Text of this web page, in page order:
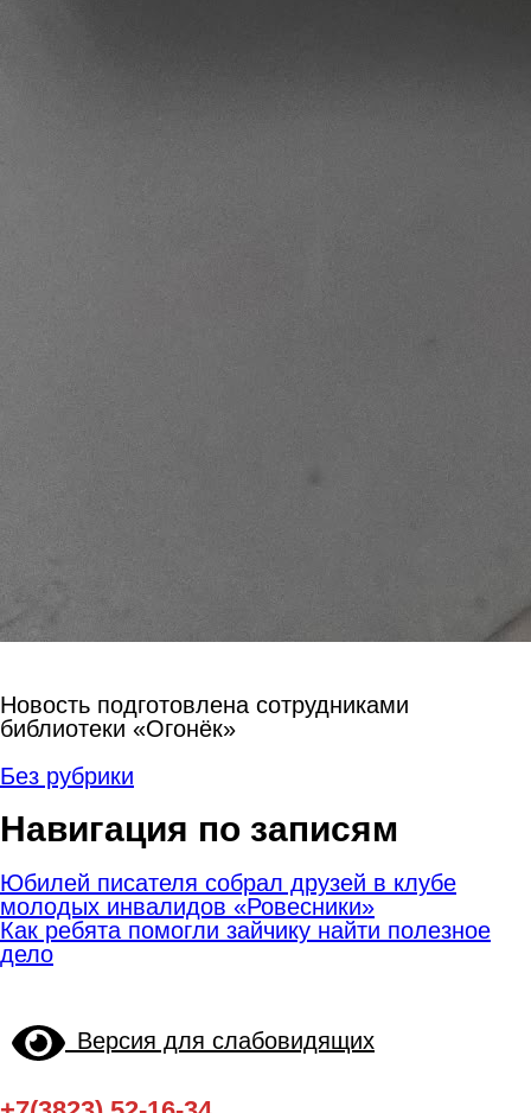
Новость подготовлена сотрудниками
библиотеки «Огонёк»
Без рубрики
Навигация по записям
Юбилей писателя собрал друзей в клубе
молодых инвалидов «Ровесники»
Как ребята помогли зайчику найти полезное
дело
Версия для слабовидящих